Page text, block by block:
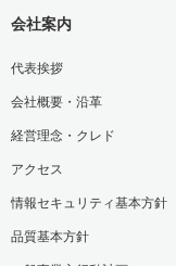
会社案内
代表挨拶
会社概要・沿革
経営理念・クレド
アクセス
情報セキュリティ基本方針
品質基本方針